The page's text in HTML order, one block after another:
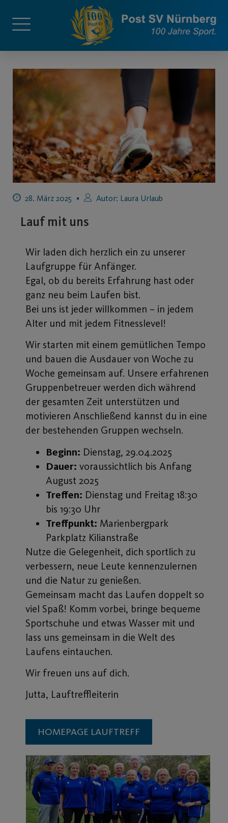
28. März 2025 Autor: Laura Urlaub
Lauf mit uns
Wir laden dich herzlich ein zu unserer
Laufgruppe für Anfänger.
Egal, ob du bereits Erfahrung hast oder
ganz neu beim Laufen bist.
Bei uns ist jeder willkommen – in jedem
Alter und mit jedem Fitnesslevel!
Wir starten mit einem gemütlichen Tempo
und bauen die Ausdauer von Woche zu
Woche gemeinsam auf. Unsere erfahrenen
Gruppenbetreuer werden dich während
der gesamten Zeit unterstützen und
motivieren Anschließend kannst du in eine
der bestehenden Gruppen wechseln.
Beginn: Dienstag, 29.04.2025
Dauer: voraussichtlich bis Anfang
August 2025
Treffen: Dienstag und Freitag 18:30
bis 19:30 Uhr
Treffpunkt: Marienbergpark
Parkplatz Kilianstraße
Nutze die Gelegenheit, dich sportlich zu
verbessern, neue Leute kennenzulernen
und die Natur zu genießen.
Gemeinsam macht das Laufen doppelt so
viel Spaß! Komm vorbei, bringe bequeme
Sportschuhe und etwas Wasser mit und
lass uns gemeinsam in die Welt des
Laufens eintauchen.
Wir freuen uns auf dich.
Jutta, Lauftreffleiterin
HOMEPAGE LAUFTREFF